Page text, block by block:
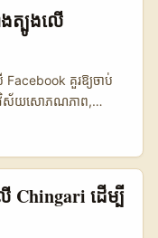
ចូល
និង credibility។
ប្រៀបធៀបលើ metrics
ែលមាន Monthly
ថា គោលការណ៍ជ្រើសរើស
ន់ក្នុងការទាក់ទងម៉ាក
ៃ engagement និង
ពុជា៖ ផ្អែកលើករណី
ក់ទំនងសហគមន៍របស់គាត់,
trust ដែល
នាំឱ្យ mid-tier
រួមជាមួយម៉ាក Oman
feel +
លមានតម្លៃប្រកបដោយ
ងត្បូងលើ
Facebook គួរឱ្យចាប់
នុងវិស័យ​សោភណភាព,
កាស​អស្ចារ្យ — តែការ
ន, បង្ហាញគំរូមាតិកា
ករណីចម្រាញ់ទ្រព្យសម្បត្តិ​
deepfake scams —
Chingari ដើម្បី